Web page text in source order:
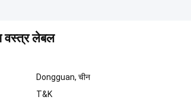
वस्त्र लेबल
Dongguan, चीन
T&K